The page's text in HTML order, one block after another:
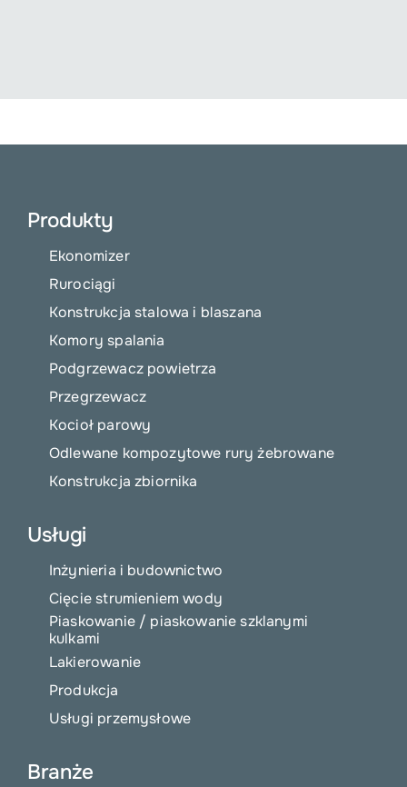
Produkty
Ekonomizer
Rurociągi
Konstrukcja stalowa i blaszana
Komory spalania
Podgrzewacz powietrza
Przegrzewacz
Kocioł parowy
Odlewane kompozytowe rury żebrowane
Konstrukcja zbiornika
Usługi
Inżynieria i budownictwo
Cięcie strumieniem wody
Piaskowanie / piaskowanie szklanymi
kulkami
Lakierowanie
Produkcja
Usługi przemysłowe
Branże